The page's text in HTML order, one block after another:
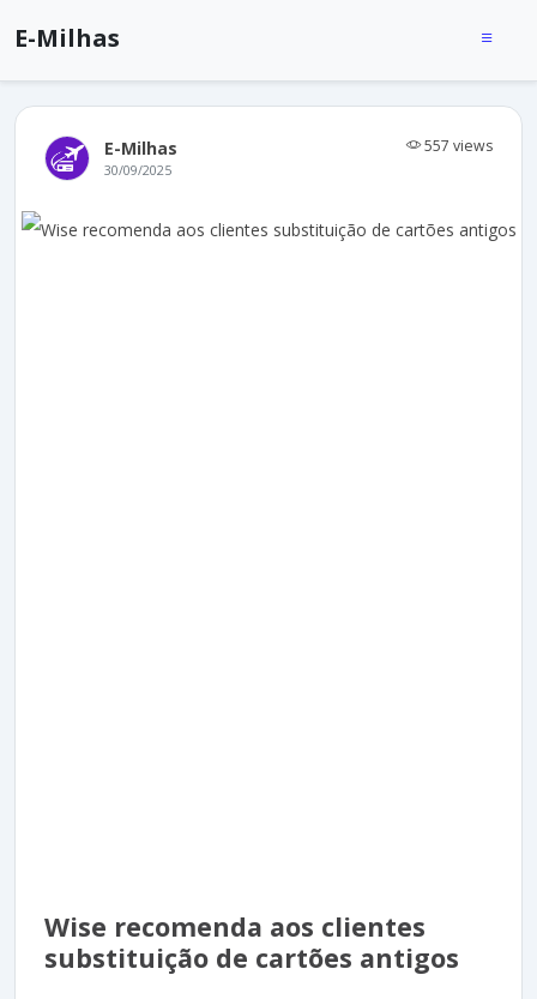
E-Milhas
E-Milhas 557 views
30/09/2025
Wise recomenda aos clientes
substituição de cartões antigos